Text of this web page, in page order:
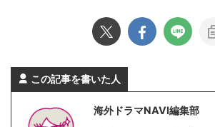
この記事を書いた人
海外ドラマNAVI編集部